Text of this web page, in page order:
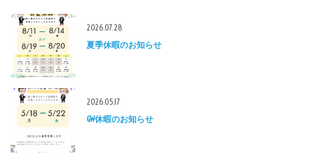
2026.07.28
夏季休暇のお知らせ
2026.05.17
GW休暇のお知らせ